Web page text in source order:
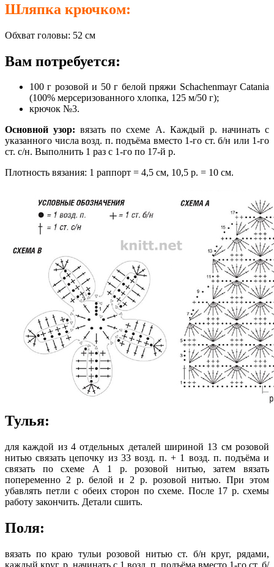
Шляпка крючком:
Обхват головы: 52 см
Вам потребуется:
100 г розовой и 50 г белой пряжи Schachenmayr Catania
(100% мерсеризованного хлопка, 125 м/50 г);
крючок №3.
Основной узор: вязать по схеме А. Каждый р. начинать с
указанного числа возд. п. подъёма вместо 1-го ст. б/н или 1-го
ст. с/н. Выполнить 1 раз с 1-го по 17-й р.
Плотность вязания: 1 раппорт = 4,5 см, 10,5 р. = 10 см.
Тулья:
для каждой из 4 отдельных деталей шириной 13 см розовой
нитью связать цепочку из 33 возд. п. + 1 возд. п. подъёма и
связать по схеме А 1 р. розовой нитью, затем вязать
попеременно 2 р. белой и 2 р. розовой нитью. При этом
убавлять петли с обеих сторон по схеме. После 17 р. схемы
работу закончить. Детали сшить.
Поля:
вязать по краю тульи розовой нитью ст. б/н круг, рядами,
каждый круг. р. начинать с 1 возд. п. подъёма вместо 1-го ст. б/